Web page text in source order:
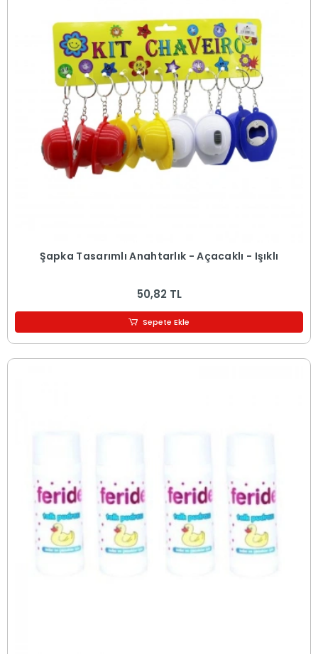
Şapka Tasarımlı Anahtarlık - Açacaklı - Işıklı
50,82 TL
Sepete Ekle